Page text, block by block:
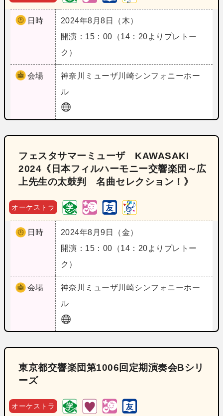
日時
2024年8月8日（木）
開演：15：00（14：20よりプレトー
ク）
会場 神奈川
ミューザ川崎シンフォニーホー
ル
フェスタサマーミューザ KAWASAKI
2024《日本フィルハーモニー交響楽団～広
上先生の太鼓判 名曲セレクション！》
オーケストラ
日時
2024年8月9日（金）
開演：15：00（14：20よりプレトー
ク）
会場 神奈川
ミューザ川崎シンフォニーホー
ル
東京都交響楽団第1006回定期演奏会Bシリ
ーズ
オーケストラ